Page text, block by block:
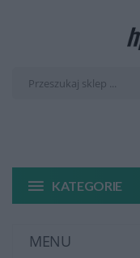
KATEGORIE
MENU